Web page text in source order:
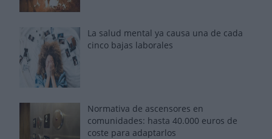
La salud mental ya causa una de cada
cinco bajas laborales
Normativa de ascensores en
comunidades: hasta 40.000 euros de
coste para adaptarlos